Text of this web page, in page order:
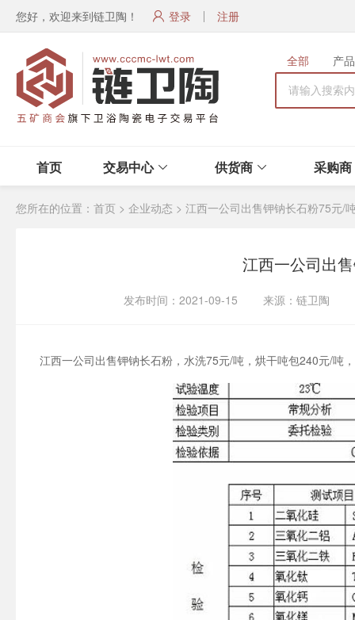
您好，欢迎来到链卫陶！ 登录 注册
全部 产品
首页 交易中心 供货商 采购商
您所在的位置： 首页 > 企业动态 > 江西一公司出售钾钠长石粉75元/
江西一公司出
发布时间：2021-09-15 来源：链卫陶
江西一公司出售钾钠长石粉，水洗75元/吨，烘干吨包240元/吨